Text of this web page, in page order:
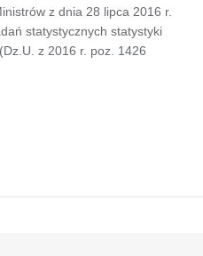
z dnia 28 lipca 2016 r.
statystycznych statystyki
z 2016 r. poz. 1426